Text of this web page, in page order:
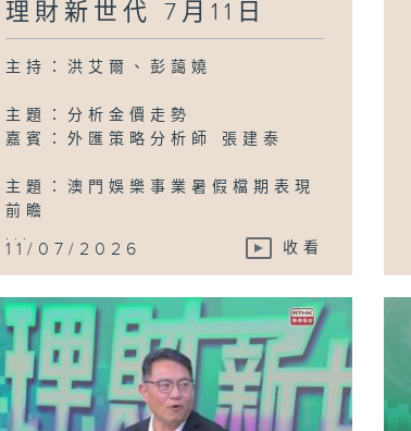
理財新世代 7月11日
主持：洪艾爾、彭藹嬈
主題：分析金價走勢
嘉賓：外匯策略分析師 張建泰
主題：澳門娛樂事業暑假檔期表現
前瞻
...
11/07/2026 收看